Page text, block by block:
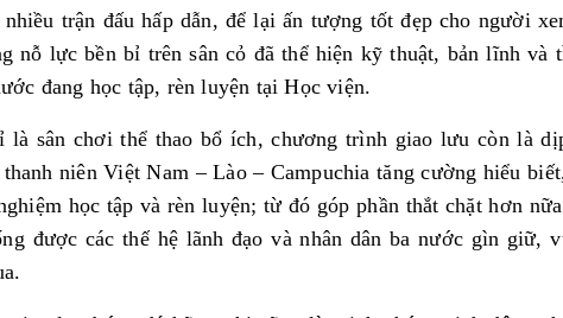
nhiều trận đấu hấp dẫn, để lại ấn tượng tốt đẹp cho người
nỗ lực bền bỉ trên sân cỏ đã thể hiện kỹ thuật, bản lĩnh và
đang học tập, rèn luyện tại Học viện.
là sân chơi thể thao bổ ích, chương trình giao lưu còn là
niên Việt Nam – Lào – Campuchia tăng cường hiểu
học tập và rèn luyện; từ đó góp phần thắt chặt hơn
được các thế hệ lãnh đạo và nhân dân ba nước gìn giữ,